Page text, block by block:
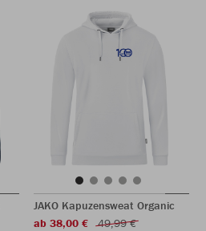
JAKO Kapuzensweat Organic
ab 38,00 €
49,99 €